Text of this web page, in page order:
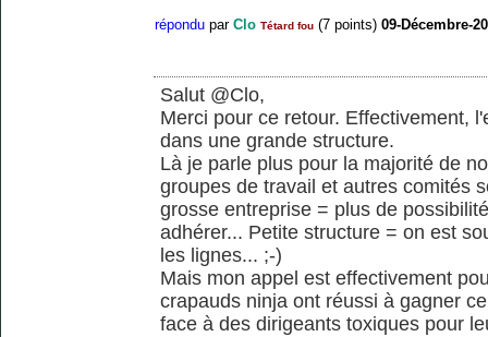
répondu par Clo Tétard fou (7 points) 09-Décembre-
Salut @Clo,
Merci pour ce retour. Effectivement,
dans une grande structure.
Là je parle plus pour la majorité de
groupes de travail et autres comités
grosse entreprise = plus de
adhérer... Petite structure = on est
les lignes... ;-)
Mais mon appel est effectivement
crapauds ninja ont réussi à gagner
face à des dirigeants toxiques pour